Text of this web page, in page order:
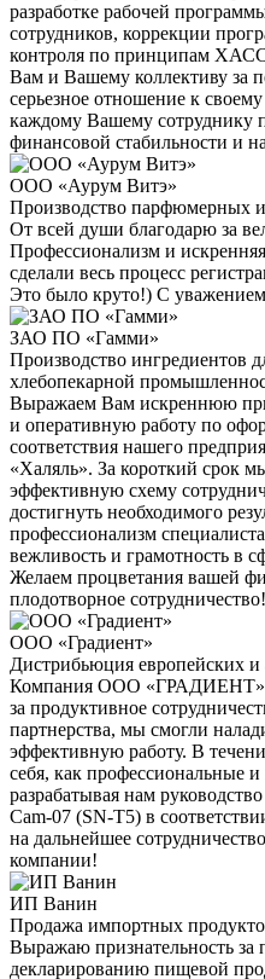
разработке рабочей
сотрудников, коррекции
контроля по принципам
Вам и Вашему коллективу за
серьезное отношение к
каждому Вашему сотруднику
финансовой стабильности и
ООО «Аурум Витэ»
Производство парфюмерных и
От всей души благодарю за
Профессионализм и
сделали весь процесс
Это было круто!) С
ЗАО ПО «Гамми»
Производство ингредиентов
хлебопекарной
Выражаем Вам искреннюю
и оперативную работу по
соответствия нашего
«Халяль». За короткий срок
эффективную схему
достигнуть необходимого
профессионализм
вежливость и грамотность в
Желаем процветания вашей
плодотворное сотрудничество!
ООО «Градиент»
Дистрибьюция европейских и
Компания ООО «ГРАДИЕНТ»
за продуктивное
партнерства, мы смогли
эффективную работу. В
себя, как профессиональные
разрабатывая нам
Cam-07 (SN-T5) в
на дальнейшее
компании!
ИП Ванин
Продажа импортных
Выражаю признательность за
декларированию пищевой